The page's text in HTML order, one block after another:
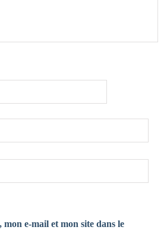
e-mail et mon site dans le